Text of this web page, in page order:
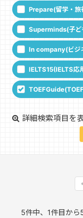
Prepare(留学・旅
Superminds(子ど
In company(ビジ
IELTS15(IELTS応
詳細検索項目を
5件中、1件目から